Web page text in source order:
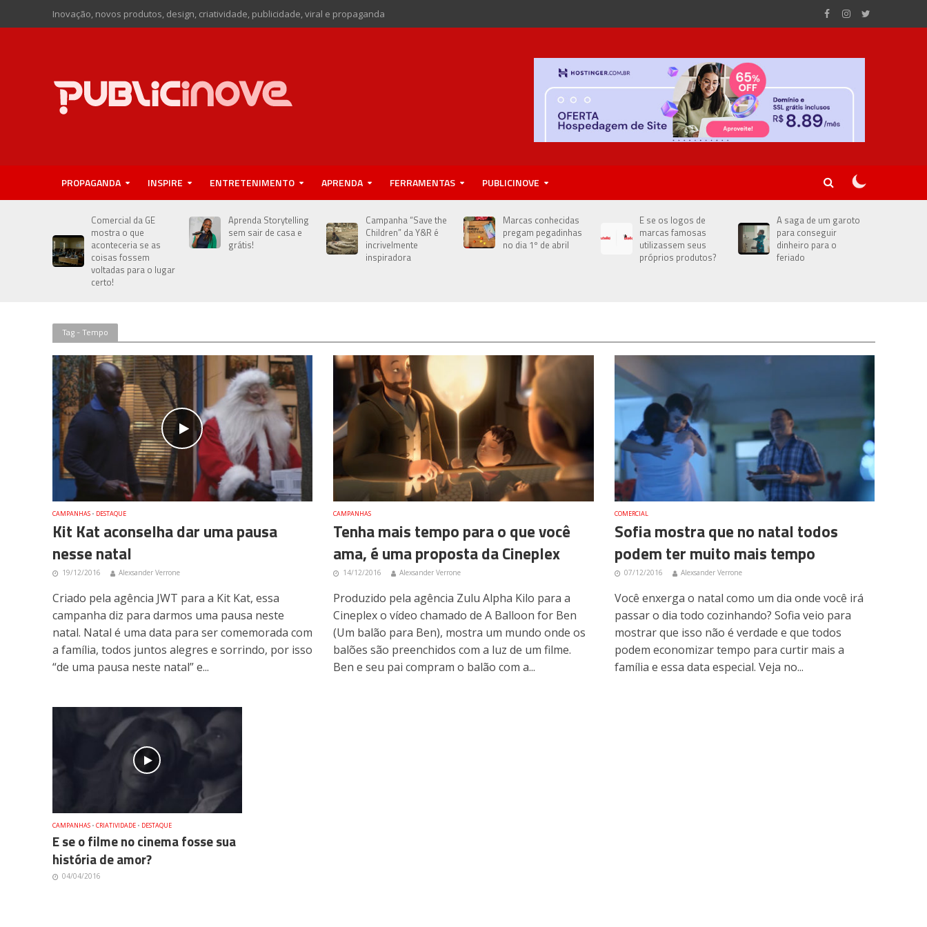
Inovação, novos produtos, design, criatividade, publicidade, viral e propaganda
PROPAGANDA INSPIRE ENTRETENIMENTO APRENDA FERRAMENTAS PUBLICINOVE
Comercial da GE
mostra o que
aconteceria se as
coisas fossem
voltadas para o lugar
certo!
Aprenda Storytelling
sem sair de casa e
grátis!
Campanha “Save the
Children” da Y&R é
incrivelmente
inspiradora
Marcas conhecidas
pregam pegadinhas
no dia 1º de abril
E se os logos de
marcas famosas
utilizassem seus
próprios produtos?
A saga de um garoto
para conseguir
dinheiro para o
feriado
Tag - Tempo
CAMPANHAS • DESTAQUE
Kit Kat aconselha dar uma pausa
nesse natal
19/12/2016 Alexsander Verrone
Criado pela agência JWT para a Kit Kat, essa
campanha diz para darmos uma pausa neste
natal. Natal é uma data para ser comemorada com
a família, todos juntos alegres e sorrindo, por isso
“de uma pausa neste natal” e...
CAMPANHAS
Tenha mais tempo para o que você
ama, é uma proposta da Cineplex
14/12/2016 Alexsander Verrone
Produzido pela agência Zulu Alpha Kilo para a
Cineplex o vídeo chamado de A Balloon for Ben
(Um balão para Ben), mostra um mundo onde os
balões são preenchidos com a luz de um filme.
Ben e seu pai compram o balão com a...
COMERCIAL
Sofia mostra que no natal todos
podem ter muito mais tempo
07/12/2016 Alexsander Verrone
Você enxerga o natal como um dia onde você irá
passar o dia todo cozinhando? Sofia veio para
mostrar que isso não é verdade e que todos
podem economizar tempo para curtir mais a
família e essa data especial. Veja no...
CAMPANHAS • CRIATIVIDADE • DESTAQUE
E se o filme no cinema fosse sua
história de amor?
04/04/2016